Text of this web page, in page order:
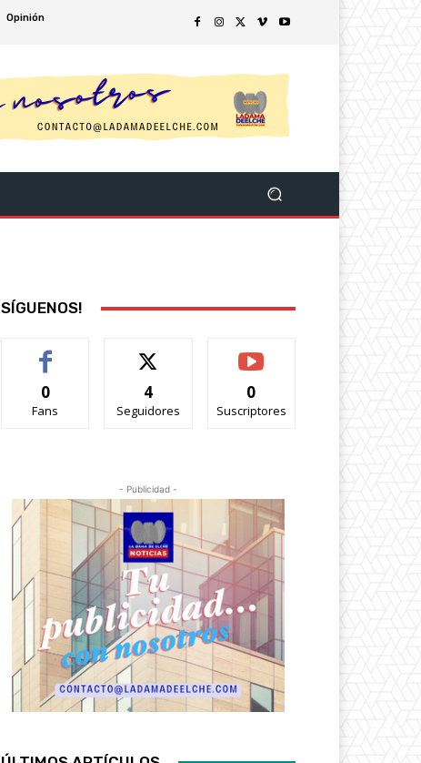
Opinión
SÍGUENOS!
0
Fans
4
Seguidores
0
Suscriptores
- Publicidad -